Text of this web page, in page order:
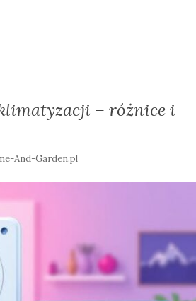
– różnice i
And-Garden.pl